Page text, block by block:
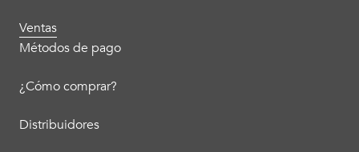
Ventas
Métodos de pago
¿Cómo comprar?
Distribuidores